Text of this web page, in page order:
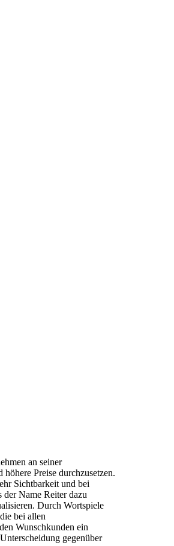
an seiner
Preise durchzusetzen.
Sichtbarkeit und bei
Name Reiter dazu
Durch Wortspiele
bei allen
Wunschkunden ein
gegenüber